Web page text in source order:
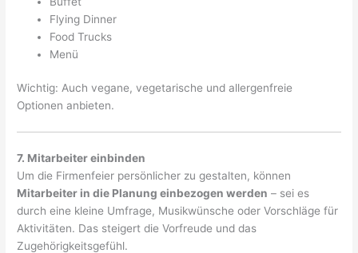
Flying Dinner
Food Trucks
Menü
Wichtig: Auch vegane, vegetarische und allergenfreie
Optionen anbieten.
7. Mitarbeiter einbinden
Um die Firmenfeier persönlicher zu gestalten, können
Mitarbeiter in die Planung einbezogen werden – sei es
durch eine kleine Umfrage, Musikwünsche oder Vorschläge für
Aktivitäten. Das steigert die Vorfreude und das
Zugehörigkeitsgefühl.